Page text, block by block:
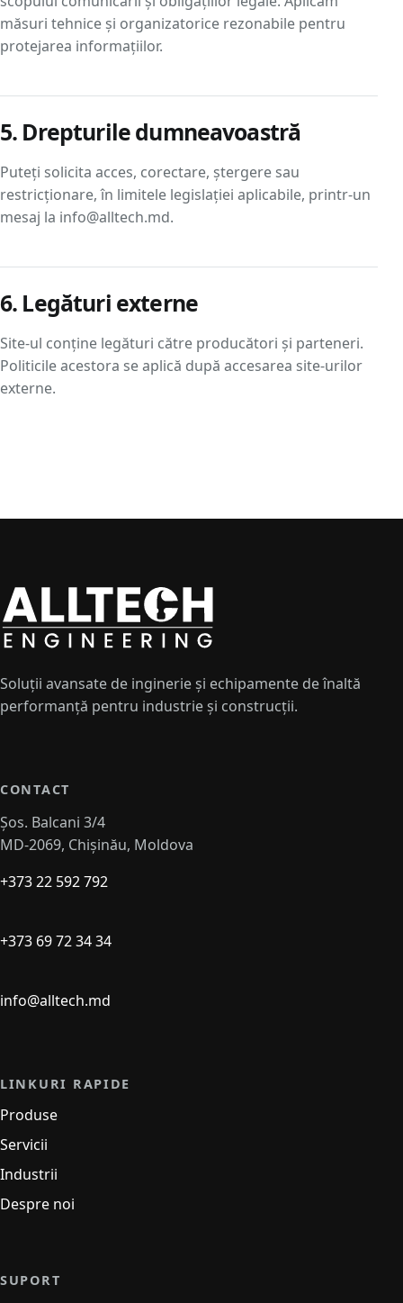
măsuri tehnice și organizatorice rezonabile pentru
protejarea informațiilor.
5. Drepturile dumneavoastră
Puteți solicita acces, corectare, ștergere sau
restricționare, în limitele legislației aplicabile, printr-un
mesaj la info@alltech.md.
6. Legături externe
Site-ul conține legături către producători și parteneri.
Politicile acestora se aplică după accesarea site-urilor
externe.
Soluții avansate de inginerie și echipamente de înaltă
performanță pentru industrie și construcții.
CONTACT
Șos. Balcani 3/4
MD-2069, Chișinău, Moldova
+373 22 592 792
+373 69 72 34 34
info@alltech.md
LINKURI RAPIDE
Produse
Servicii
Industrii
Despre noi
SUPORT